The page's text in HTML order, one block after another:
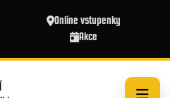
Online vstupenky
Akce